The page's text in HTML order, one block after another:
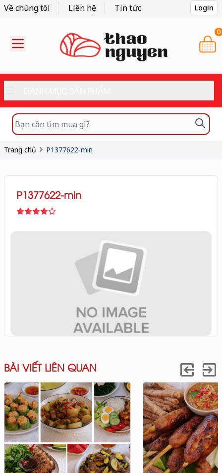
Về chúng tôi Liên hệ Tin tức Login
0
Trang chủ P1377622-min
P1377622-min
BÀI VIẾT LIÊN QUAN